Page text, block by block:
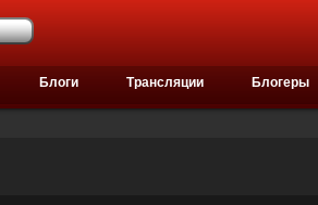
Блоги Трансляции Блогеры